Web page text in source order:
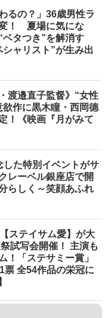
るの？」36歳男性ラ
！ 夏場に気にな
ベタつき”を解消す
ャリスト”が生み出
渡邉直子監督》“女性
作に黒木瞳・西岡德
！《映画『月がみて
した特別イベントがサ
レーベル銀座店で開
らしく～笑顔あふれ
ステイサム愛】が大
試写会開催！ 主演も
！「ステサミー賞」
票 全54作品の栄冠に